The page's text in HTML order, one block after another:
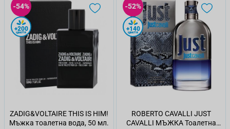
-54%
+200
цветя
ZADIG&VOLTAIRE THIS IS HIM!
Мъжка тоалетна вода, 50 мл.
-52%
+140
цветя
ROBERTO CAVALLI JUST
CAVALLI МЪЖКА Тоалетна